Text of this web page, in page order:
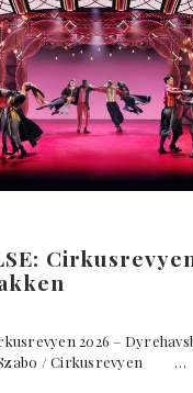
2026 –
Szabo / Cirkusrevyen …